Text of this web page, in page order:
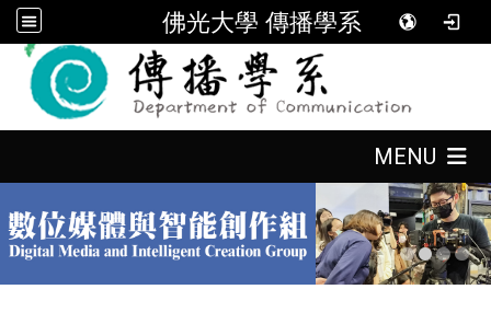
佛光大學 傳播學系
MENU